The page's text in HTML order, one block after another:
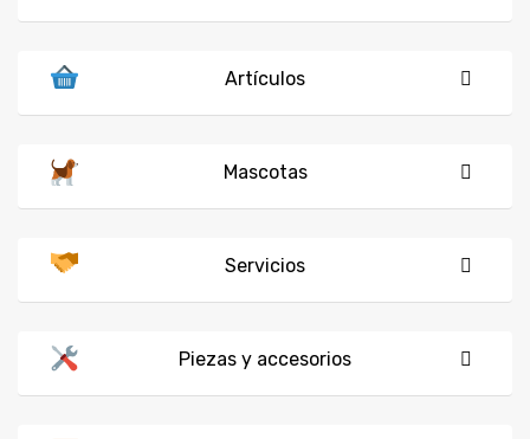
Artículos
Mascotas
Servicios
Piezas y accesorios